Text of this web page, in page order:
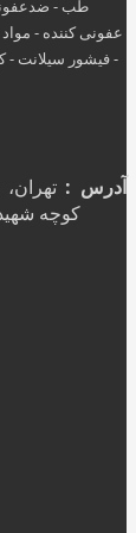
طب -
عفونی کننده -
- فیشور سیلانت -
آدرس :
کوچه شهید ناصری،